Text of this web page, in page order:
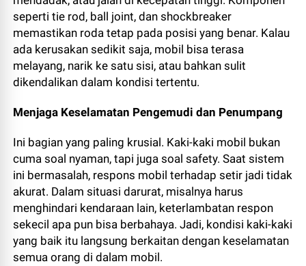
seperti tie rod, ball joint, dan shockbreaker
memastikan roda tetap pada posisi yang benar. Kalau
ada kerusakan sedikit saja, mobil bisa terasa
melayang, narik ke satu sisi, atau bahkan sulit
dikendalikan dalam kondisi tertentu.
Menjaga Keselamatan Pengemudi dan Penumpang
Ini bagian yang paling krusial. Kaki-kaki mobil bukan
cuma soal nyaman, tapi juga soal safety. Saat sistem
ini bermasalah, respons mobil terhadap setir jadi tidak
akurat. Dalam situasi darurat, misalnya harus
menghindari kendaraan lain, keterlambatan respon
sekecil apa pun bisa berbahaya. Jadi, kondisi kaki-kaki
yang baik itu langsung berkaitan dengan keselamatan
semua orang di dalam mobil.